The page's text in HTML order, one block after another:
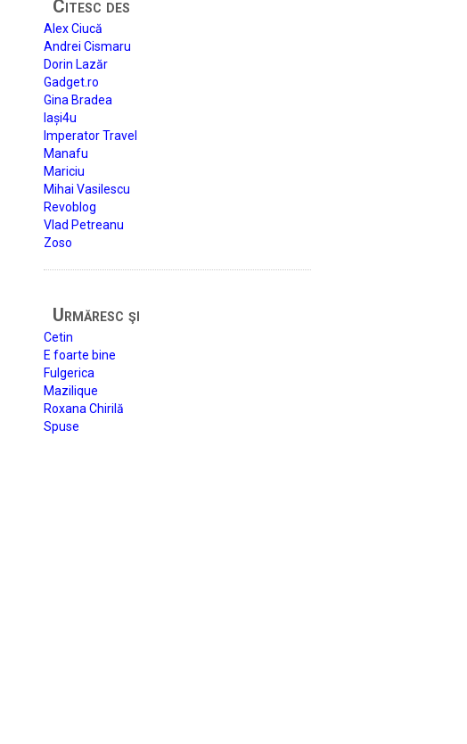
Citesc des
Alex Ciucă
Andrei Cismaru
Dorin Lazăr
Gadget.ro
Gina Bradea
Iași4u
Imperator Travel
Manafu
Mariciu
Mihai Vasilescu
Revoblog
Vlad Petreanu
Zoso
Urmăresc şi
Cetin
E foarte bine
Fulgerica
Mazilique
Roxana Chirilă
Spuse